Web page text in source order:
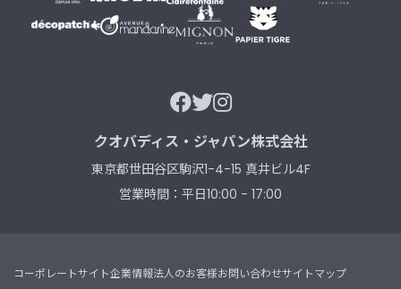
クオバディス・ジャパン株式会社
東京都世田谷区駒沢1-4-15 真井ビル4F
営業時間：平日10:00 - 17:00
コーポレートサイト企業情報法人のお客様お問い合わせサイトマップ